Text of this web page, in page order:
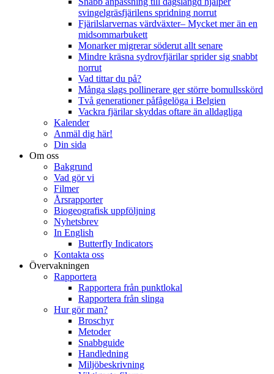
svingelgräsfjärilens spridning norrut
Fjärilslarvernas värdväxter– Mycket mer än en
midsommarbukett
Monarker migrerar söderut allt senare
Mindre kräsna sydrovfjärilar sprider sig snabbt
norrut
Vad tittar du på?
Många slags pollinerare ger större bomullsskörd
Två generationer påfågelöga i Belgien
Vackra fjärilar skyddas oftare än alldagliga
Kalender
Anmäl dig här!
Din sida
Om oss
Bakgrund
Vad gör vi
Filmer
Årsrapporter
Biogeografisk uppföljning
Nyhetsbrev
In English
Butterfly Indicators
Kontakta oss
Övervakningen
Rapportera
Rapportera från punktlokal
Rapportera från slinga
Hur gör man?
Broschyr
Metoder
Snabbguide
Handledning
Miljöbeskrivning